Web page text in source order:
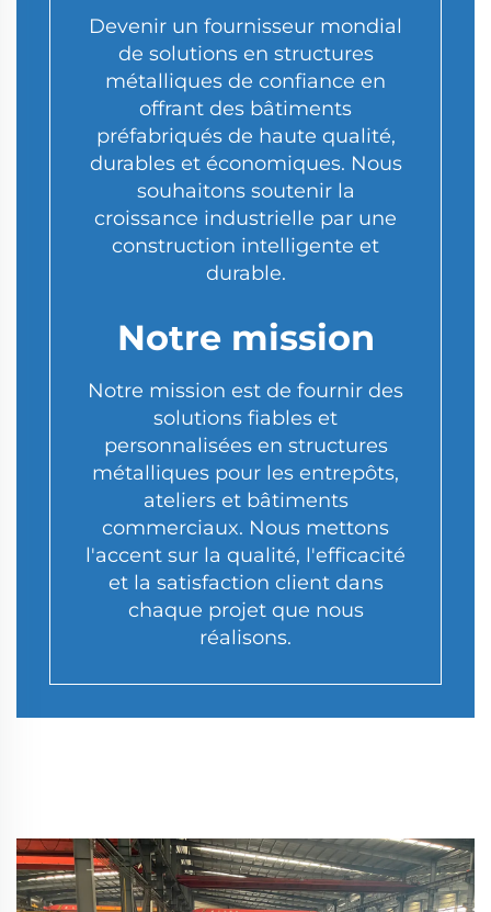
Devenir un fournisseur mondial
de solutions en structures
métalliques de confiance en
offrant des bâtiments
préfabriqués de haute qualité,
durables et économiques. Nous
souhaitons soutenir la
croissance industrielle par une
construction intelligente et
durable.
Notre mission
Notre mission est de fournir des
solutions fiables et
personnalisées en structures
métalliques pour les entrepôts,
ateliers et bâtiments
commerciaux. Nous mettons
l'accent sur la qualité, l'efficacité
et la satisfaction client dans
chaque projet que nous
réalisons.